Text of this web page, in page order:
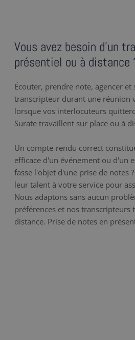
Vous avez besoin d’un
présentiel ou à distance
Écouter, prendre note, agencer
transcripteur durant une réunion
lorsque vos interlocuteurs
Surate travaillent sur place ou à
Un compte-rendu correct
efficace d'un événement ou d'un
fasse l'objet d'une prise de notes
leur talent à votre service pour
Nous adaptons sans aucun
préférences et nos
distance. Prise de notes en